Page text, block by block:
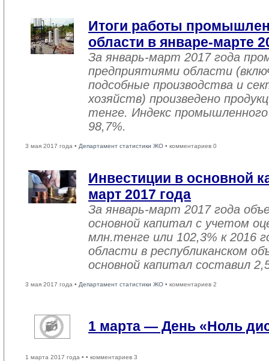
Итоги работы
области в январе-марте
За январь-март 2017 года
предприятиями области
подсобные производства и
хозяйств) произведено
тенге. Индекс
98,7%.
3 мая 2017 года • Департамент статистики ЖО • комментариев 0
Инвестиции в основной
март 2017 года
За январь-март 2017 года
основной капитал с учетом
млн.тенге или 102,3% к 2016
области в республиканском
основной капитал составил
3 мая 2017 года • Департамент статистики ЖО • комментариев 2
1 марта — День «Ноль
1 марта 2017 года • • комментариев 3